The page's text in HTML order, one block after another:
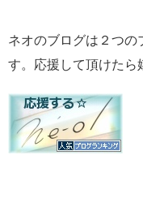
ネオのブログは２つの
す。応援して頂けた